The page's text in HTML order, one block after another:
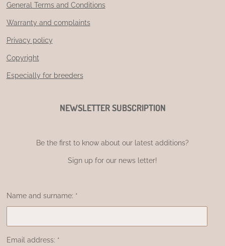
General Terms and Conditions
Warranty and complaints
Privacy policy
Copyright
Especially for breeders
NEWSLETTER SUBSCRIPTION
Be the first to know about our latest additions?
Sign up for our news letter!
Name and surname: *
Email address: *